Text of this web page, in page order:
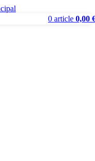
0 article 0,00